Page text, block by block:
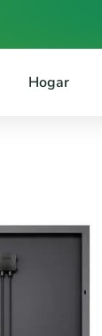
Hogar